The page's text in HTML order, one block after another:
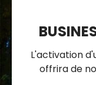
L'activation
offrira de